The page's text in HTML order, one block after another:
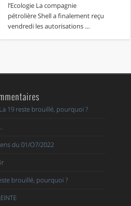
l’Ecologie La compagnie
pétrolière Shell a finalement reçu
vendredi les autorisations …
La 19 reste brouillé, pourquoi ?
du 01/O7/2022
brouillé, pourquoi ?